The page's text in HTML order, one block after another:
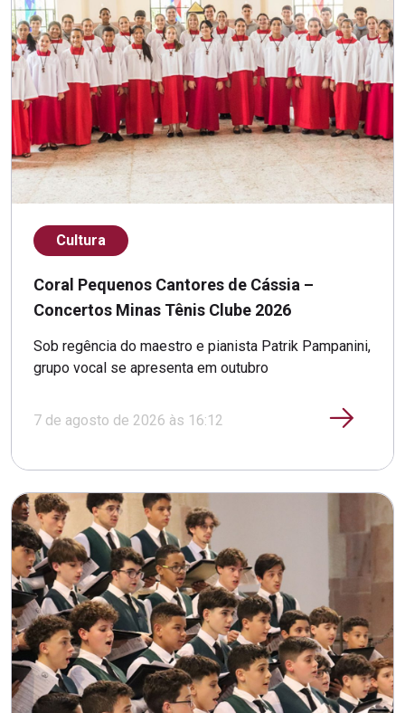
Cultura
Coral Pequenos Cantores de Cássia –
Concertos Minas Tênis Clube 2026
Sob regência do maestro e pianista Patrik Pampanini,
grupo vocal se apresenta em outubro
7 de agosto de 2026 às 16:12